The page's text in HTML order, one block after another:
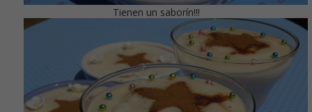
Tienen un saborín!!!